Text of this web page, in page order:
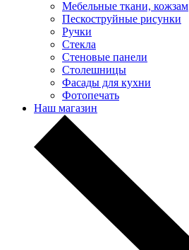
Мебельные ткани, кожзам
Пескоструйные рисунки
Ручки
Стекла
Стеновые панели
Столешницы
Фасады для кухни
Фотопечать
Наш магазин